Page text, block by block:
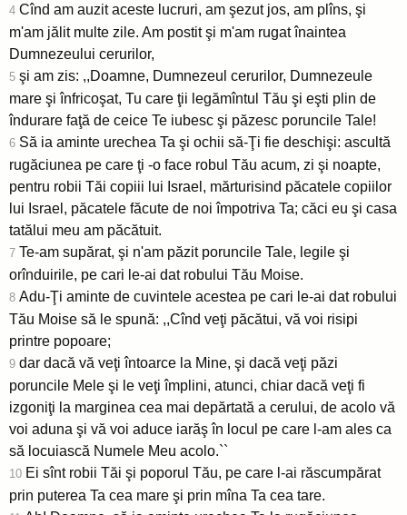
4 Cînd am auzit aceste lucruri, am şezut jos, am plîns, şi
m'am jălit multe zile. Am postit şi m'am rugat înaintea
Dumnezeului cerurilor,
5 şi am zis: ,,Doamne, Dumnezeul cerurilor, Dumnezeule
mare şi înfricoşat, Tu care ţii legămîntul Tău şi eşti plin de
îndurare faţă de ceice Te iubesc şi păzesc poruncile Tale!
6 Să ia aminte urechea Ta şi ochii să-Ţi fie deschişi: ascultă
rugăciunea pe care ţi -o face robul Tău acum, zi şi noapte,
pentru robii Tăi copiii lui Israel, mărturisind păcatele copiilor
lui Israel, păcatele făcute de noi împotriva Ta; căci eu şi casa
tatălui meu am păcătuit.
7 Te-am supărat, şi n'am păzit poruncile Tale, legile şi
orînduirile, pe cari le-ai dat robului Tău Moise.
8 Adu-Ţi aminte de cuvintele acestea pe cari le-ai dat robului
Tău Moise să le spună: ,,Cînd veţi păcătui, vă voi risipi
printre popoare;
9 dar dacă vă veţi întoarce la Mine, şi dacă veţi păzi
poruncile Mele şi le veţi împlini, atunci, chiar dacă veţi fi
izgoniţi la marginea cea mai depărtată a cerului, de acolo vă
voi aduna şi vă voi aduce iarăş în locul pe care l-am ales ca
să locuiască Numele Meu acolo.``
10 Ei sînt robii Tăi şi poporul Tău, pe care l-ai răscumpărat
prin puterea Ta cea mare şi prin mîna Ta cea tare.